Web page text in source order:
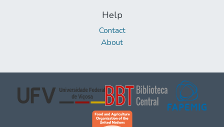
Help
Contact
About